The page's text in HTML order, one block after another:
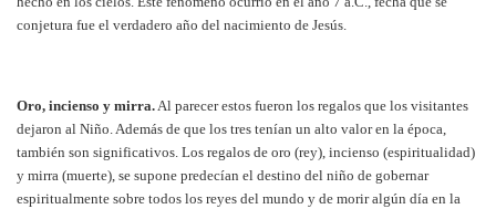
conjetura fue el verdadero año del nacimiento de Jesús.
Oro, incienso y mirra.Al parecer estos fueron los regalos que los visitantes
dejaron al Niño. Además de que los tres tenían un alto valor en la época,
también son significativos. Los regalos de oro (rey), incienso (espiritualidad)
y mirra (muerte), se supone predecían el destino del niño de gobernar
espiritualmente sobre todos los reyes del mundo y de morir algún día en la